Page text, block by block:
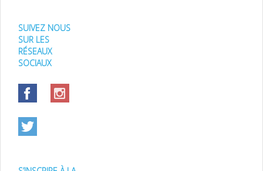
SUIVEZ NOUS
SUR LES
RÉSEAUX
SOCIAUX